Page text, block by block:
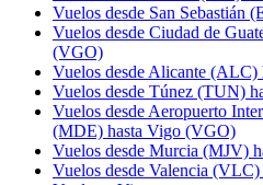
Vuelos desde San Sebastián
Vuelos desde Ciudad de
(VGO)
Vuelos desde Alicante
Vuelos desde Túnez (TUN)
Vuelos desde Aeropuerto
(MDE) hasta Vigo (VGO)
Vuelos desde Murcia (MJV)
Vuelos desde Valencia